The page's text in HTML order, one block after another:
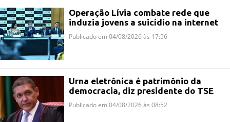
Operação Lívia combate rede que
induzia jovens a suicídio na internet
Publicado em 04/08/2026 às 17:56
Urna eletrônica é patrimônio da
democracia, diz presidente do TSE
Publicado em 04/08/2026 às 08:52